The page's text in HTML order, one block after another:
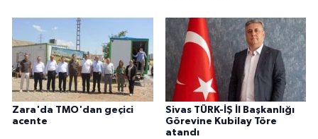
Zara'da TMO'dan geçici
acente
Sivas TÜRK-İŞ İl Başkanlığı
Görevine Kubilay Töre
atandı